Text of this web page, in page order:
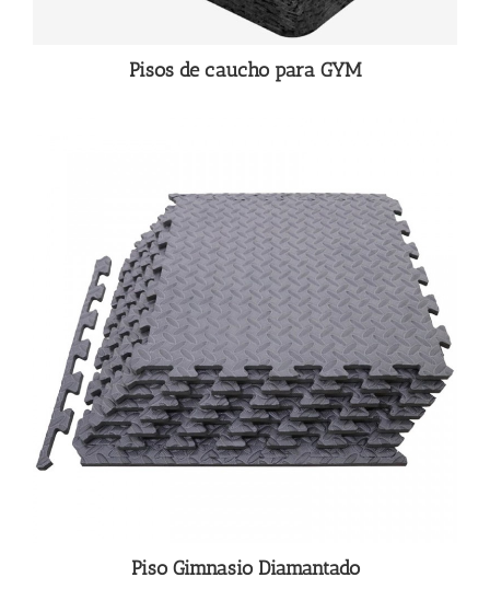
Pisos de caucho para GYM
Piso Gimnasio Diamantado